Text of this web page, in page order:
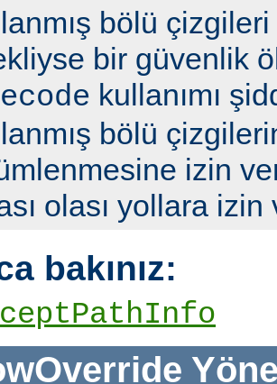
bölü
bir güvenlik
kullanımı
bölü
izin
olası yollara
bakınız: